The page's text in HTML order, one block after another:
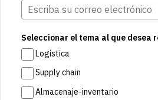
Seleccionar el tema al que desea
Logística
Supply chain
Almacenaje-inventario